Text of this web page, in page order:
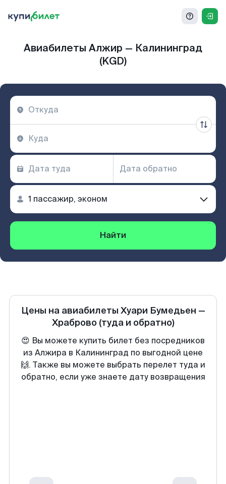
Авиабилеты Алжир — Калининград
(KGD)
Найти
Цены на авиабилеты Хуари Бумедьен —
Храброво (туда и обратно)
😍 Вы можете купить билет без посредников
из Алжира в Калининград по выгодной цене
🙌. Также вы можете выбрать перелет туда и
обратно, если уже знаете дату возвращения